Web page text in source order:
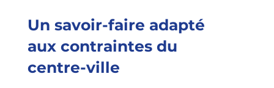
Un savoir-faire adapté
aux contraintes du
centre-ville